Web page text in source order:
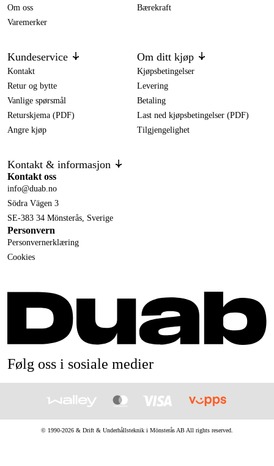
Om oss
Varemerker
Bærekraft
Kundeservice
Kontakt
Retur og bytte
Vanlige spørsmål
Returskjema (PDF)
Angre kjøp
Om ditt kjøp
Kjøpsbetingelser
Levering
Betaling
Last ned kjøpsbetingelser (PDF)
Tilgjengelighet
Kontakt & informasjon
Kontakt oss
info@duab.no
Södra Vägen 3
SE-383 34 Mönsterås, Sverige
Personvern
Personvernerklæring
Cookies
Følg oss i sosiale medier
© 1990-2026 & Drift & Underhållsteknik i Mönsterås ABAll rights reserved.